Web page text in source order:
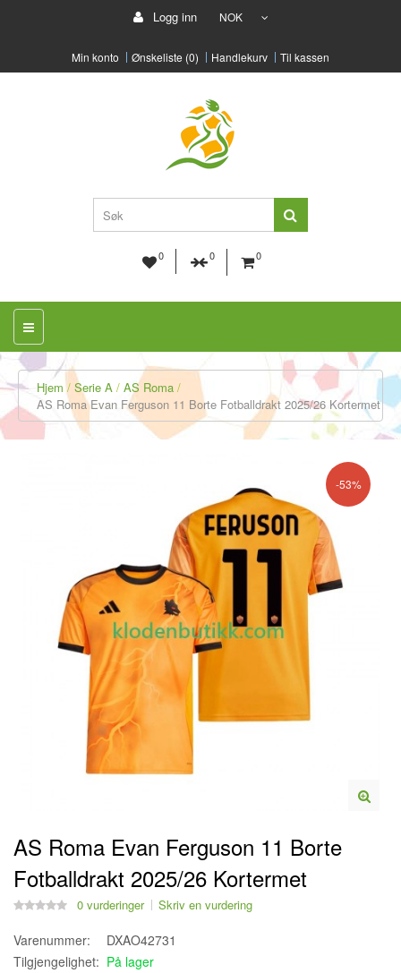
Logg inn NOK
Min konto Ønskeliste (0) Handlekurv Til kassen
0 0 0
Hjem Serie A
AS Roma
AS Roma Evan Ferguson 11 Borte Fotballdrakt 2025/26 Kortermet
-53%
AS Roma Evan Ferguson 11 Borte
Fotballdrakt 2025/26 Kortermet
0 vurderinger Skriv en vurdering
Varenummer:
DXAO42731
Tilgjengelighet: På lager